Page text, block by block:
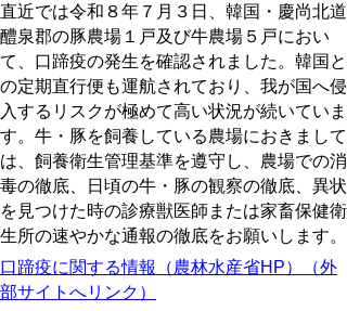
直近では令和８年７月３日、韓国・慶尚北道
醴泉郡の豚農場１戸及び牛農場５戸におい
て、口蹄疫の発生を確認されました。韓国と
の定期直行便も運航されており、我が国へ侵
入するリスクが極めて高い状況が続いていま
す。牛・豚を飼養している農場におきまして
は、飼養衛生管理基準を遵守し、農場での消
毒の徹底、日頃の牛・豚の観察の徹底、異状
を見つけた時の診療獣医師または家畜保健衛
生所の速やかな通報の徹底をお願いします。
口蹄疫に関する情報（農林水産省HP）（外
部サイトへリンク）